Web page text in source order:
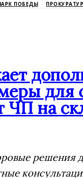
ПОБЕДЫ
для
ЧП на
решения